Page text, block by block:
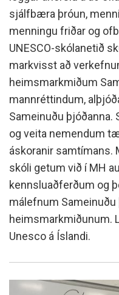
sjálfbæra þróun,
menningu friðar og
UNESCO-skólanetið
markvisst að
heimsmarkmiðum
mannréttindum,
Sameinuðu
og veita nemendum
áskoranir samtímans.
skóli getum við í MH
kennsluaðferðum og
málefnum Sameinuðu
heimsmarkmiðunum.
Unesco á Íslandi.